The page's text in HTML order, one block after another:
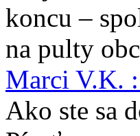
koncu –
na pulty
Marci V.K.
Ako ste sa